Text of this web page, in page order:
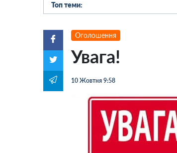
Топ теми:
Оголошення
Увага!
10 Жовтня 9:58